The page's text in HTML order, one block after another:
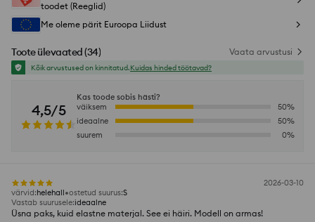
toodet (Reeglid)
Me oleme pärit Euroopa Liidust
Toote ülevaated (34) Vaata arvustusi
Kõik arvustused on kinnitatud.Kuidas hinded töötavad?
4,5/5
Kas toode sobis hästi?
väiksem
50%
ideaalne
50%
suurem
0%
2026-03-10
värvid:helehall ostetud suurus:S
Vastab suurusele:ideaalne
Üsna paks, kuid elastne materjal. See ei häiri. Modell on armas!